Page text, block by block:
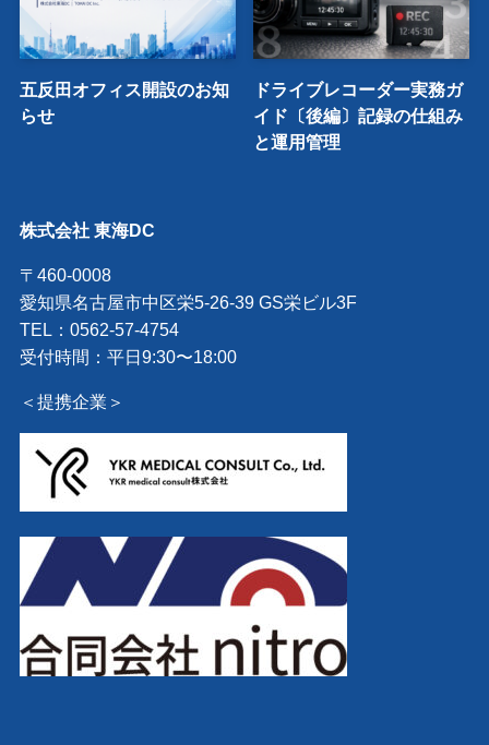
五反田オフィス開設のお知
らせ
ドライブレコーダー実務ガ
イド〔後編〕記録の仕組み
と運用管理
株式会社 東海DC
〒460-0008
愛知県名古屋市中区栄5-26-39 GS栄ビル3F
TEL：0562-57-4754
受付時間：平日9:30〜18:00
＜提携企業＞